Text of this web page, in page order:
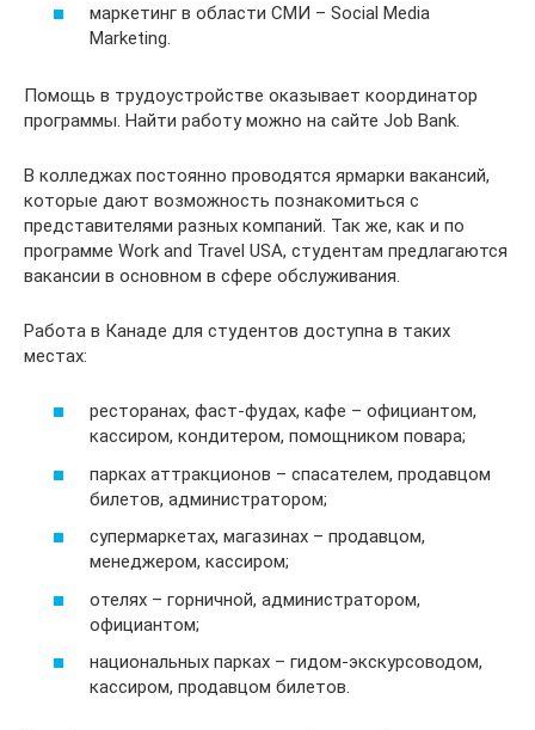
маркетинг в области СМИ – Social Media
Marketing.
Помощь в трудоустройстве оказывает координатор
программы. Найти работу можно на сайте Job Bank.
В колледжах постоянно проводятся ярмарки вакансий,
которые дают возможность познакомиться с
представителями разных компаний. Так же, как и по
программе Work and Travel USA, студентам предлагаются
вакансии в основном в сфере обслуживания.
Работа в Канаде для студентов доступна в таких
местах:
ресторанах, фаст-фудах, кафе – официантом,
кассиром, кондитером, помощником повара;
парках аттракционов – спасателем, продавцом
билетов, администратором;
супермаркетах, магазинах – продавцом,
менеджером, кассиром;
отелях – горничной, администратором,
официантом;
национальных парках – гидом-экскурсоводом,
кассиром, продавцом билетов.